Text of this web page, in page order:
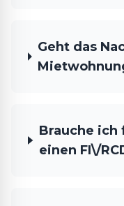
Geht das
Brauche ich
einen FI\/